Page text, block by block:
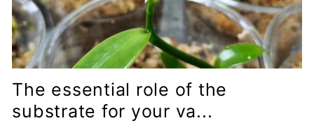
The essential role of the
substrate for your va...